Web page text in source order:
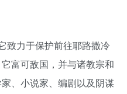
致力于保护前往耶路撒冷
富可敌国，并与诸教宗和
、小说家、编剧以及阴谋